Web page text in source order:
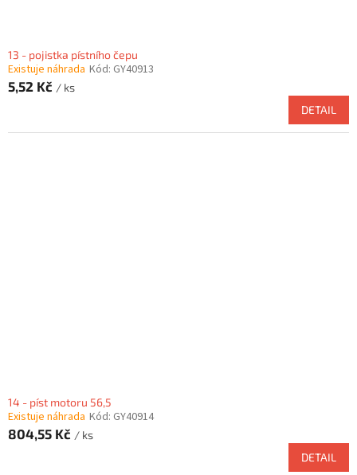
13 - pojistka pístního čepu
Existuje náhrada Kód: GY40913
5,52 Kč / ks
DETAIL
14 - píst motoru 56,5
Existuje náhrada Kód: GY40914
804,55 Kč / ks
DETAIL